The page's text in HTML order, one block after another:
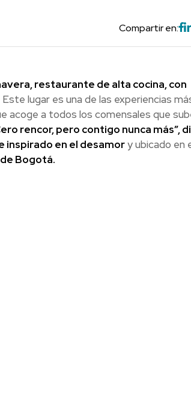
Compartir en:
restaurante de alta cocina, con
Este lugar es una de las experiencias
acoge a todos los comensales que
rencor, pero contigo nunca más”,
inspirado en el desamory ubicado en
Bogotá.